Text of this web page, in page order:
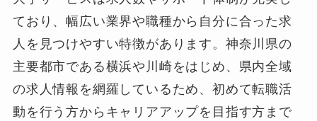
ており、幅広い業界や職種から自分に合った求
人を見つけやすい特徴があります。神奈川県の
主要都市である横浜や川崎をはじめ、県内全域
の求人情報を網羅しているため、初めて転職活
動を行う方からキャリアアップを目指す方まで